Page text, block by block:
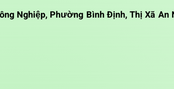
Nghiệp, Phường Bình Định, Thị Xã An